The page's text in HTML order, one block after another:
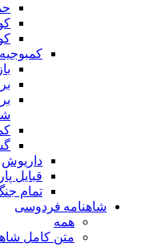
کمبوجیه
داریوش
قبایل
تمام
شاهنامه فردوسی
همه
متن کامل